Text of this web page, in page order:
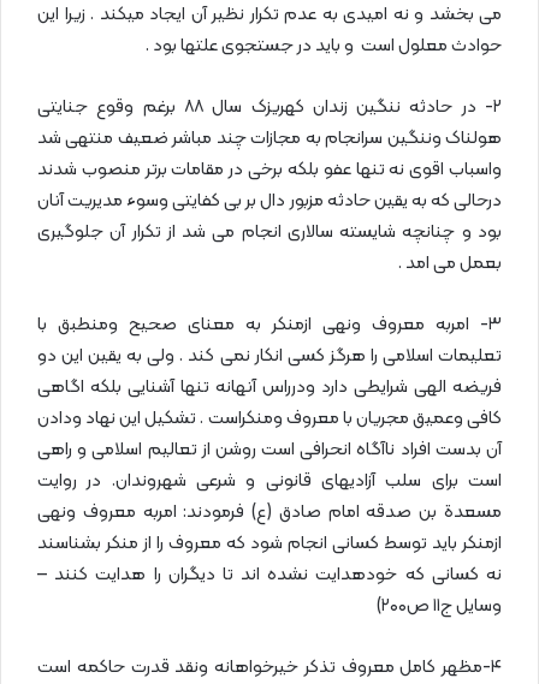
می بخشد و نه امیدی به عدم تکرار نظیر آن ایجاد میکند . زیرا این
حوادث معلول است و باید در جستجوی علتها بود .
۲- در حادثه ننگین زندان کهریزک سال ۸۸ برغم وقوع جنایتی
هولناک وننگین سرانجام به مجازات چند مباشر ضعیف منتهی شد
واسباب اقوی نه تنها عفو بلکه برخی در مقامات برتر منصوب شدند
درحالی که به یقین حادثه مزبور دال بر بی کفایتی وسوء مدیریت آنان
بود و چنانچه شایسته سالاری انجام می شد از تکرار آن جلوگیری
بعمل می امد .
۳- امربه معروف ونهی ازمنکر به معنای صحیح ومنطبق با
تعلیمات اسلامی را هرگز کسی انکار نمی کند . ولی به یقین این دو
فریضه الهی شرایطی دارد ودرراس آنهانه تنها آشنایی بلکه اگاهی
کافی وعمیق مجریان با معروف ومنکراست . تشکیل این نهاد ودادن
آن بدست افراد ناآگاه انحرافی است روشن از تعالیم اسلامی و راهی
است برای سلب آزادیهای قانونی و شرعی شهروندان. در روایت
مسعدة بن صدقه امام صادق (ع) فرمودند: امربه معروف ونهی
ازمنکر باید توسط کسانی انجام شود که معروف را از منکر بشناسند
نه کسانی که خودهدایت نشده اند تا دیگران را هدایت کنند –
وسایل ج۱۱ ص۲۰۰)
۴-مظهر کامل معروف تذکر خیرخواهانه ونقد قدرت حاکمه است